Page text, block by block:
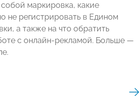
собой маркировка, какие
не регистрировать в Едином
а также на что обратить
с онлайн-рекламой. Больше —